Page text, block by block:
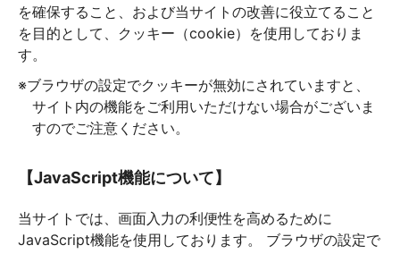
を確保すること、および当サイトの改善に役立てること
を目的として、クッキー（cookie）を使用しておりま
す。
※ブラウザの設定でクッキーが無効にされていますと、
サイト内の機能をご利用いただけない場合がございま
すのでご注意ください。
【JavaScript機能について】
当サイトでは、画面入力の利便性を高めるために
JavaScript機能を使用しております。 ブラウザの設定で